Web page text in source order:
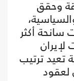
وحقق
أكثر
ترتيب
لعقود